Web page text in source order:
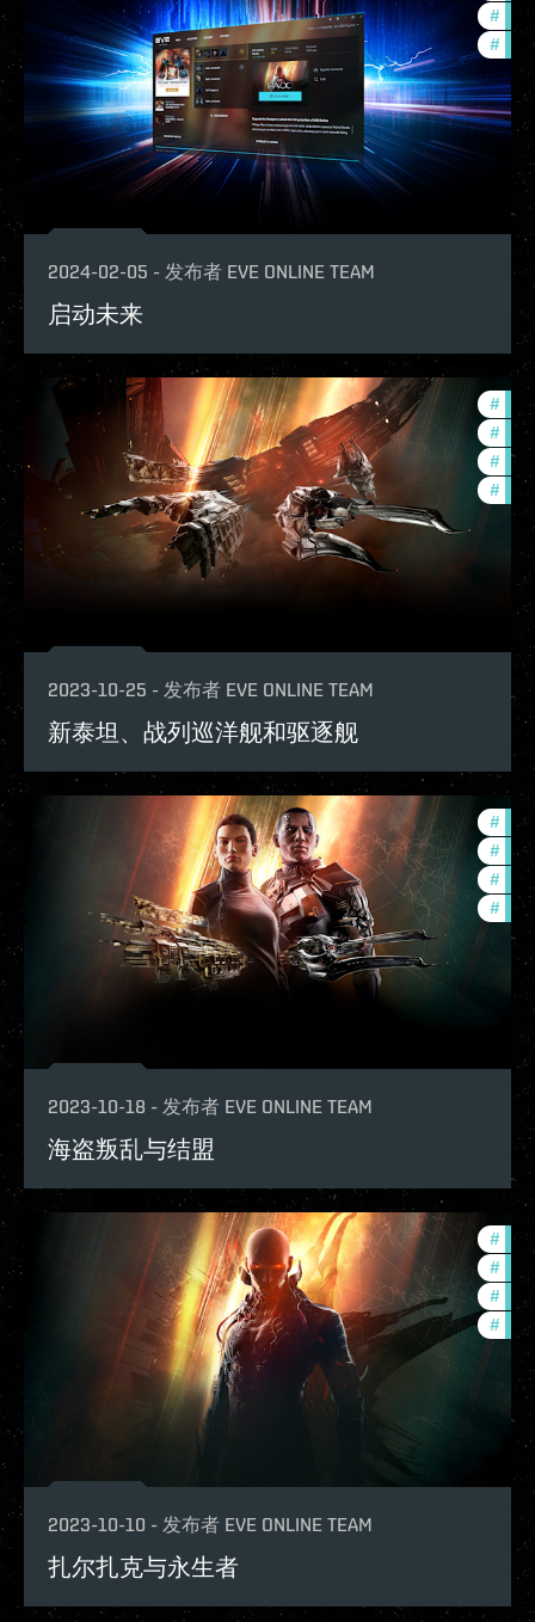
#
#
2024-02-05 - 发布者 EVE ONLINE TEAM
启动未来
#
#
#
#
2023-10-25 - 发布者 EVE ONLINE TEAM
新泰坦、战列巡洋舰和驱逐舰
#
#
#
#
2023-10-18 - 发布者 EVE ONLINE TEAM
海盗叛乱与结盟
#
#
#
#
2023-10-10 - 发布者 EVE ONLINE TEAM
扎尔扎克与永生者